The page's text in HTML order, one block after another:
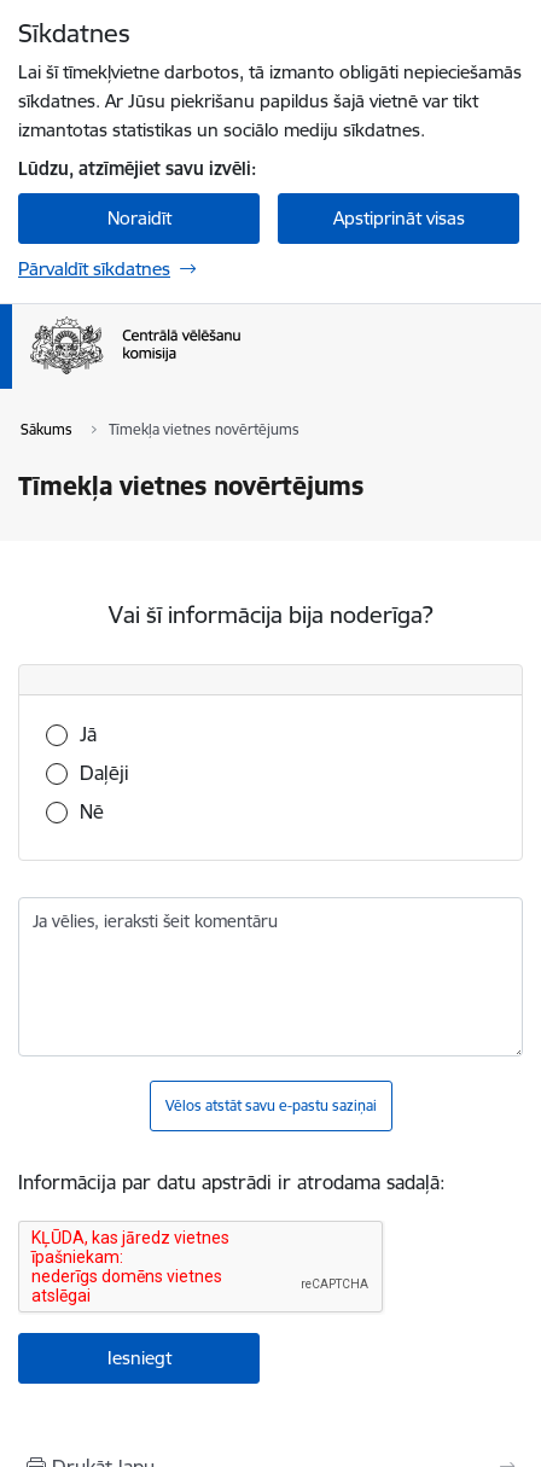
Sīkdatnes
Lai šī tīmekļvietne darbotos, tā izmanto obligāti nepieciešamās
sīkdatnes. Ar Jūsu piekrišanu papildus šajā vietnē var tikt
izmantotas statistikas un sociālo mediju sīkdatnes.
Lūdzu, atzīmējiet savu izvēli:
Noraidīt Apstiprināt visas
Pārvaldīt sīkdatnes
Sākums Tīmekļa vietnes novērtējums
Tīmekļa vietnes novērtējums
Vai šī informācija bija noderīga?
Vai šī informācija bija noderīga?
Jā
Daļēji
Nē
Ja vēlies, ieraksti šeit komentāru
Vēlos atstāt savu e-pastu saziņai
Informācija par datu apstrādi ir atrodama sadaļā: